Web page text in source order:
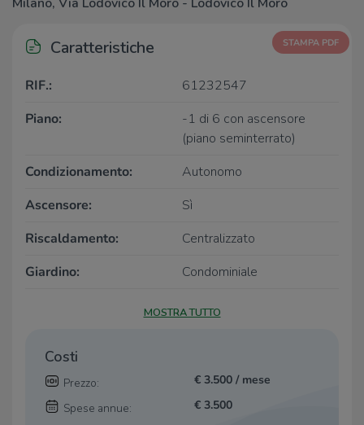
Caratteristiche STAMPA PDF
RIF.:
61232547
Piano:
-1 di 6 con ascensore
(piano seminterrato)
Condizionamento:
Autonomo
Ascensore:
Sì
Riscaldamento:
Centralizzato
Giardino:
Condominiale
MOSTRA TUTTO
Costi
Prezzo:
€ 3.500 / mese
Spese annue:
€ 3.500